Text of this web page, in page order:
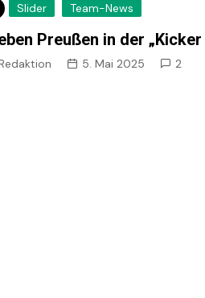
2025/2026
Stadion-Meilensteine
Das aktuelle
Preußenstadion
2026/2027
Slider Team-News
Preußen in der
5. Mai 2025 2